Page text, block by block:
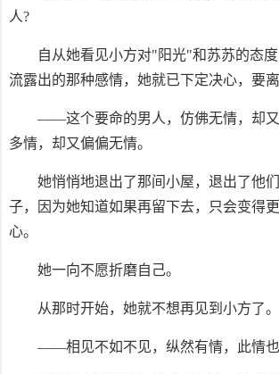
人?
自从她看见小方对"阳光"和苏苏的态度
流露出的那种感情，她就已下定决心，要离
——这个要命的男人，仿佛无情，却
多情，却又偏偏无情。
她悄悄地退出了那间小屋，退出了他
子，因为她知道如果再留下去，只会变得
心。
她一向不愿折磨自己。
从那时开始，她就不想再见到小方了。
——相见不如不见，纵然有情，此情也